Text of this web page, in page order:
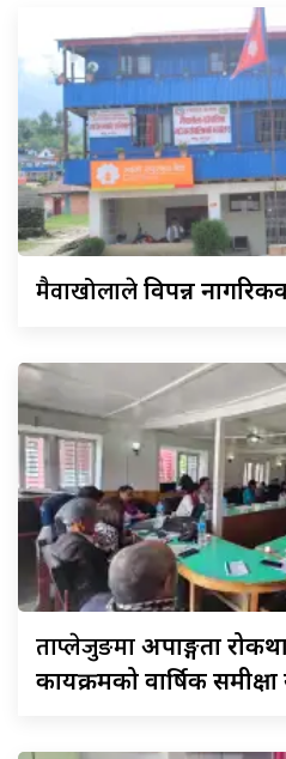
मैवाखोलालेविपन्न
ताप्लेजुङमाअपाङ्गता
कार्यक्रमको वार्षिक समीक्षा